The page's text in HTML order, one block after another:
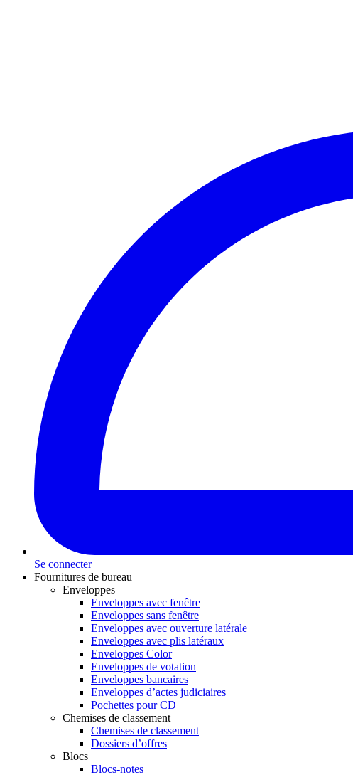
Se connecter
Fournitures de bureau
Enveloppes
Enveloppes avec fenêtre
Enveloppes sans fenêtre
Enveloppes avec ouverture latérale
Enveloppes avec plis latéraux
Enveloppes Color
Enveloppes de votation
Enveloppes bancaires
Enveloppes d’actes judiciaires
Pochettes pour CD
Chemises de classement
Chemises de classement
Dossiers d’offres
Blocs
Blocs-notes